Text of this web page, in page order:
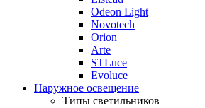
Odeon Light
Novotech
Orion
Arte
STLuce
Evoluce
Наружное освещение
Типы светильников